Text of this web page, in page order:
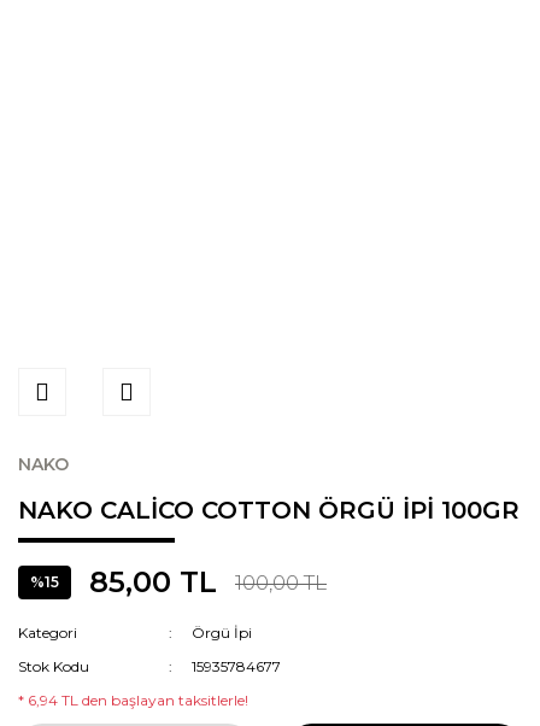
NAKO
NAKO CALİCO COTTON ÖRGÜ İPİ 100GR
%15 85,00 TL 100,00 TL
Kategori
Örgü İpi
Stok Kodu
15935784677
* 6,94 TL den başlayan taksitlerle!